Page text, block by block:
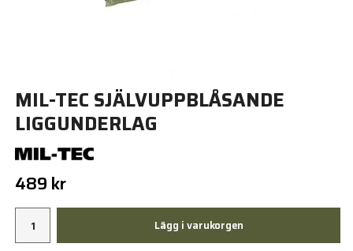
MIL-TEC SJÄLVUPPBLÅSANDE
LIGGUNDERLAG
489 kr
Lägg i varukorgen